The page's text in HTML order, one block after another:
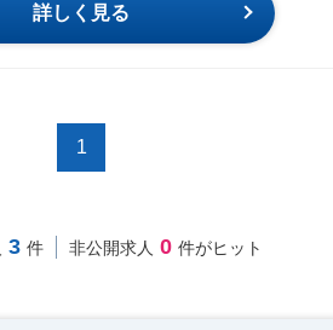
詳しく見る
1
3 件 非公開求人 0 件がヒット